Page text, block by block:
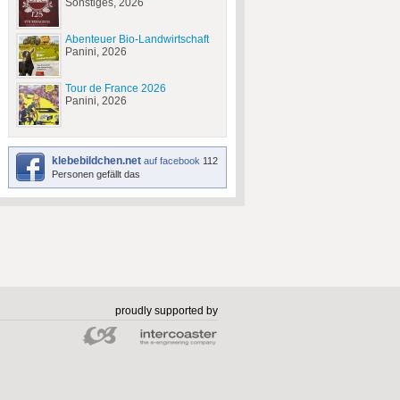
Sonstiges, 2026
Abenteuer Bio-Landwirtschaft
Panini, 2026
Tour de France 2026
Panini, 2026
klebebildchen.netauf facebook 112
Personen gefällt das
proudly supported by